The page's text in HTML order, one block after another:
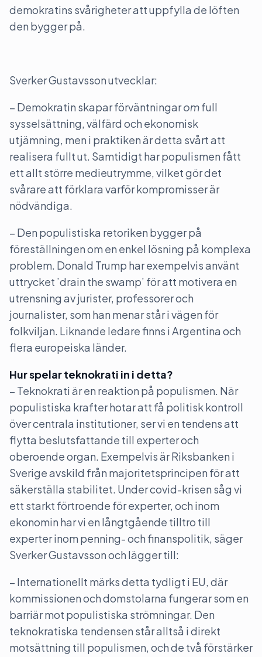
demokratins svårigheter att uppfylla de löften
den bygger på.
Sverker Gustavsson utvecklar:
– Demokratin skapar förväntningaromfull
sysselsättning, välfärd och ekonomisk
utjämning, men i praktiken är detta svårt att
realisera fullt ut. Samtidigt har populismen fått
ett allt större medieutrymme, vilket gör det
svårare att förklara varför kompromisser är
nödvändiga.
– Den populistiska retoriken bygger på
föreställningen om en enkel lösning på komplexa
problem. Donald Trump har exempelvis använt
uttrycket ’drain the swamp’ för att motivera en
utrensning av jurister, professorer och
journalister, som han menar står i vägen för
folkviljan. Liknande ledare finns i Argentina och
flera europeiska länder.
Hur spelar teknokrati in i detta?
– Teknokrati är en reaktion på populismen. När
populistiska krafter hotar att få politisk kontroll
över centrala institutioner, ser vi en tendens att
flytta beslutsfattande till experter och
oberoende organ. Exempelvis är Riksbanken i
Sverige avskild från majoritetsprincipen för att
säkerställa stabilitet. Under covid-krisen såg vi
ett starkt förtroende för experter, och inom
ekonomin har vi en långtgående tilltro till
experter inom penning- och finanspolitik, säger
Sverker Gustavsson och lägger till:
– Internationellt märks detta tydligt i EU, där
kommissionen och domstolarna fungerar som en
barriär mot populistiska strömningar. Den
teknokratiska tendensen står alltså i direkt
motsättning till populismen, och de två förstärker